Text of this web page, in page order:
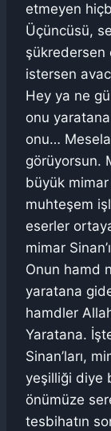
etmeyen
Üçüncüsü,
şükredersen
istersen
Hey ya ne
onu
onu… Mesela
görüyorsun.
büyük
muhteşem
eserler
mimar
Onun hamd
yaratana
hamdler
Yaratana.
Sinan’ları,
yeşilliği diye
önümüze
tesbihatın